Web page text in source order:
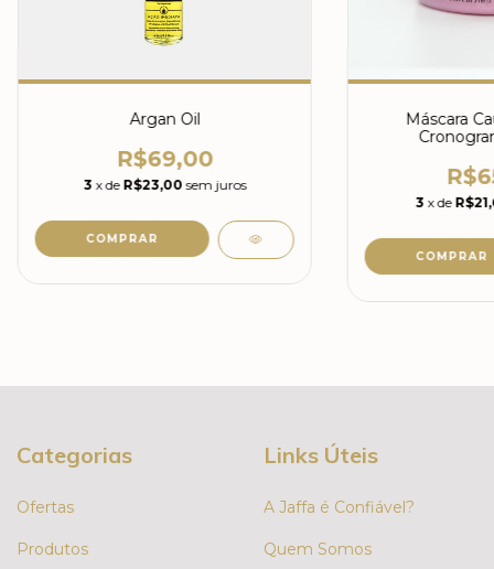
Argan Oil
R$69,00
3 x de R$23,00 sem juros
Máscara
3 x de
Categorias
Ofertas
Produtos
Links Úteis
A Jaffa é Confiável?
Quem Somos